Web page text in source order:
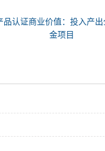
品认证商业价值：投入产
金项目